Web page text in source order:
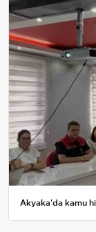
Akyaka'da kamu